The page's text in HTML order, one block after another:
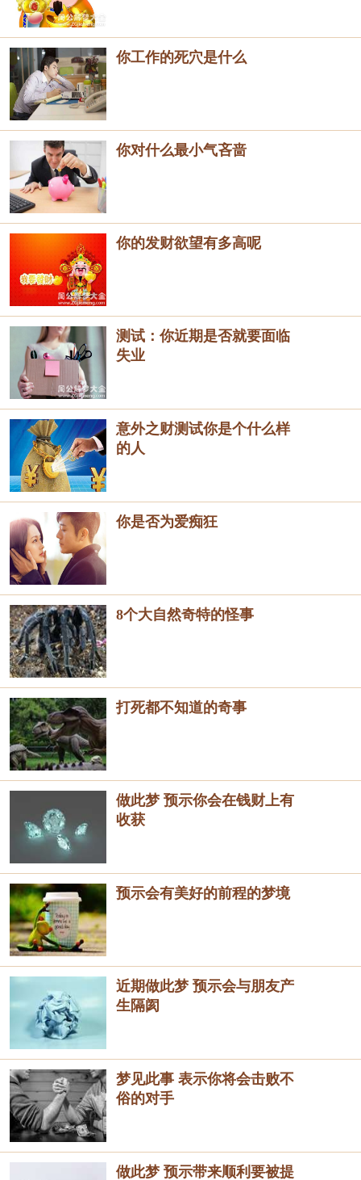
你工作的死穴是什么
你对什么最小气吝啬
你的发财欲望有多高呢
测试：你近期是否就要面临
失业
意外之财测试你是个什么样
的人
你是否为爱痴狂
8个大自然奇特的怪事
打死都不知道的奇事
做此梦 预示你会在钱财上有
收获
预示会有美好的前程的梦境
近期做此梦 预示会与朋友产
生隔阂
梦见此事 表示你将会击败不
俗的对手
做此梦 预示带来顺利要被提